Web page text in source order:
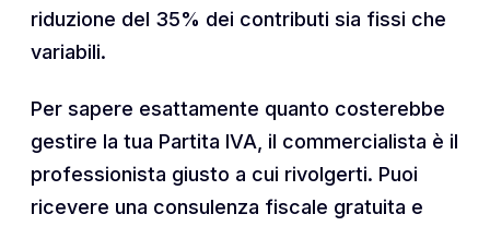
riduzione del 35% dei contributi sia fissi che
variabili.
Per sapere esattamente quanto costerebbe
gestire la tua Partita IVA, il commercialista è il
professionista giusto a cui rivolgerti. Puoi
ricevere una consulenza fiscale gratuita e